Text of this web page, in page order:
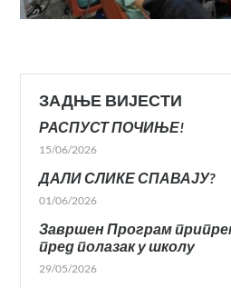
ЗАДЊЕ ВИЈЕСТИ
РАСПУСТ ПОЧИЊЕ!
15/06/2026
ДАЛИ СЛИКЕ СПАВАЈУ?
01/06/2026
Завршен Програм
пред полазак у школу
29/05/2026